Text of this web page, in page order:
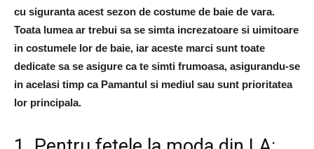
cu siguranta acest sezon de costume de baie de vara.
Toata lumea ar trebui sa se simta increzatoare si uimitoare
in costumele lor de baie, iar aceste marci sunt toate
dedicate sa se asigure ca te simti frumoasa, asigurandu-se
in acelasi timp ca Pamantul si mediul sau sunt prioritatea
lor principala.